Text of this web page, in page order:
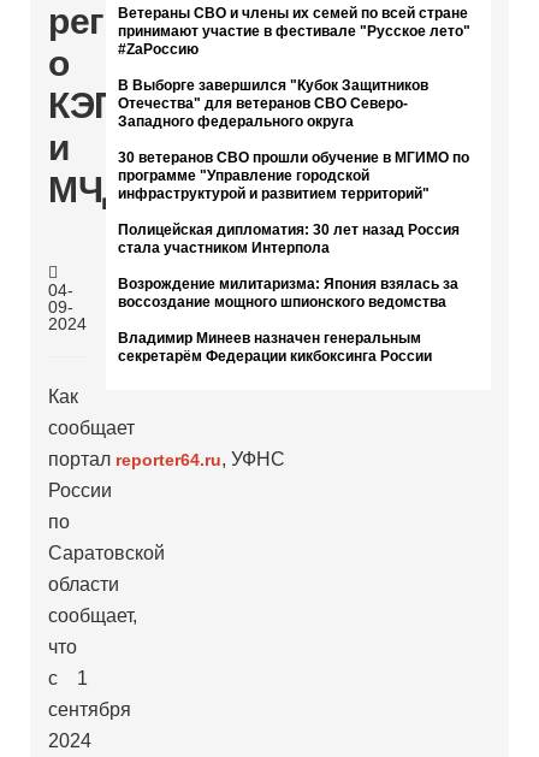
региона
о
КЭП
и
МЧД
04-
09-
2024
5К
Как
сообщает
портал reporter64.ru, УФНС
России
по
Саратовской
области
сообщает,
что
с 1
сентября
2024
Ветераны СВО и члены их семей по всей стране
принимают участие в фестивале "Русское лето"
#ZaРоссию
В Выборге завершился "Кубок Защитников
Отечества" для ветеранов СВО Северо-
Западного федерального округа
30 ветеранов СВО прошли обучение в МГИМО по
программе "Управление городской
инфраструктурой и развитием территорий"
Полицейская дипломатия: 30 лет назад Россия
стала участником Интерпола
Возрождение милитаризма: Япония взялась за
воссоздание мощного шпионского ведомства
Владимир Минеев назначен генеральным
секретарём Федерации кикбоксинга России